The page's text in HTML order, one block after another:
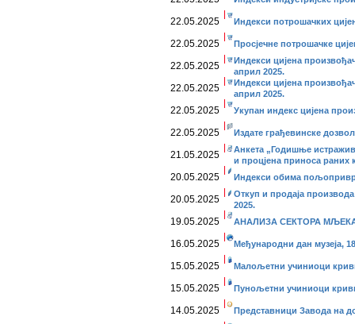
22.05.2025 Индекси потрошачких
22.05.2025 Просјечне потрошачке
22.05.2025
Индекси цијена
април 2025.
22.05.2025
Индекси цијена
април 2025.
22.05.2025 Укупан индекс цијена
22.05.2025 Издате грађевинске
21.05.2025
Анкета „Годишње
и процјена приноса раних
20.05.2025 Индекси обима
20.05.2025
Откуп и продаја
2025.
19.05.2025 АНАЛИЗА СЕКТОРА
16.05.2025 Међународни дан музеја,
15.05.2025 Малољетни учиниоци
15.05.2025 Пунољетни учиниоци
14.05.2025 Представници Завода на